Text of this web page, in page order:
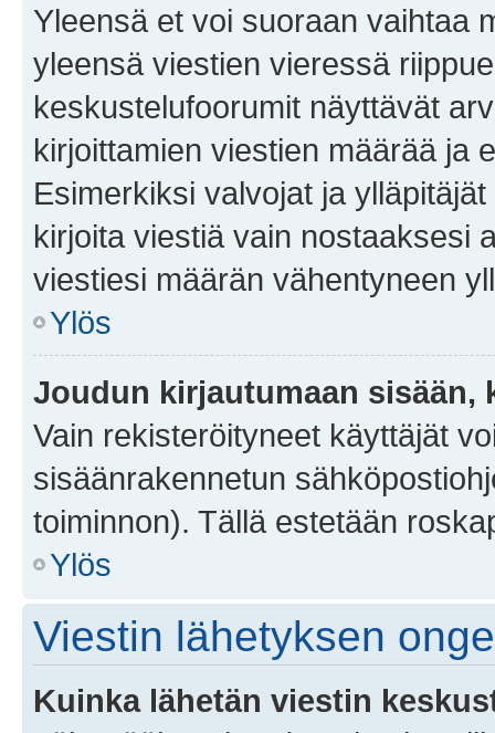
Yleensä et voi suoraan vaihtaa
yleensä viestien vieressä
keskustelufoorumit näyttävät
kirjoittamien viestien määrää ja
Esimerkiksi valvojat ja
kirjoita viestiä vain nostaaksesi
viestiesi määrän vähentyneen
Ylös
Joudun kirjautumaan sisään,
Vain rekisteröityneet käyttäjät
sisäänrakennetun
toiminnon). Tällä estetään
Ylös
Viestin lähetyksen
Kuinka lähetän viestin